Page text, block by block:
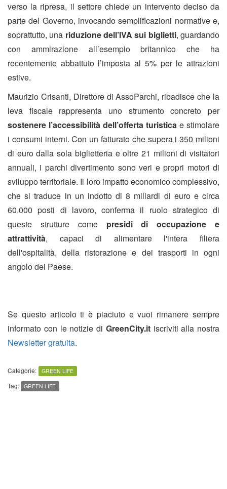
verso la ripresa, il settore chiede un intervento deciso da
parte del Governo, invocando semplificazioni normative e,
soprattutto, una riduzione dell’IVA sui biglietti, guardando
con ammirazione all’esempio britannico che ha
recentemente abbattuto l’imposta al 5% per le attrazioni
estive.
Maurizio Crisanti, Direttore di AssoParchi, ribadisce che la
leva fiscale rappresenta uno strumento concreto per
sostenere l’accessibilità dell’offerta turistica e stimolare
i consumi interni. Con un fatturato che supera i 350 milioni
di euro dalla sola biglietteria e oltre 21 milioni di visitatori
annuali, i parchi divertimento sono veri e propri motori di
sviluppo territoriale. Il loro impatto economico complessivo,
che si traduce in un indotto di 8 miliardi di euro e circa
60.000 posti di lavoro, conferma il ruolo strategico di
queste strutture come presidi di occupazione e
attrattività, capaci di alimentare l'intera filiera
dell'ospitalità, della ristorazione e dei trasporti in ogni
angolo del Paese.
Se questo articolo ti è piaciuto e vuoi rimanere sempre
informato con le notizie di GreenCity.itiscriviti alla nostra
Newsletter gratuita.
Categorie: GREEN LIFE
Tag: GREEN LIFE